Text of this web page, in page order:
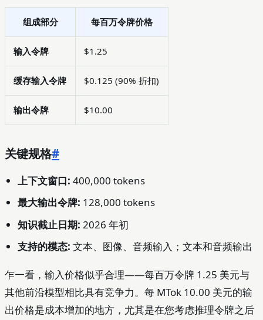
组成部分 每百万令牌价格
输入令牌 $1.25
缓存输入令牌 $0.125 (90% 折扣)
输出令牌 $10.00
关键规格#
上下文窗口: 400,000 tokens
最大输出令牌: 128,000 tokens
知识截止日期: 2026 年初
支持的模态: 文本、图像、音频输入；文本和音频输出
乍一看，输入价格似乎合理——每百万令牌 1.25 美元与
其他前沿模型相比具有竞争力。每 MTok 10.00 美元的输
出价格是成本增加的地方，尤其是在您考虑推理令牌之后